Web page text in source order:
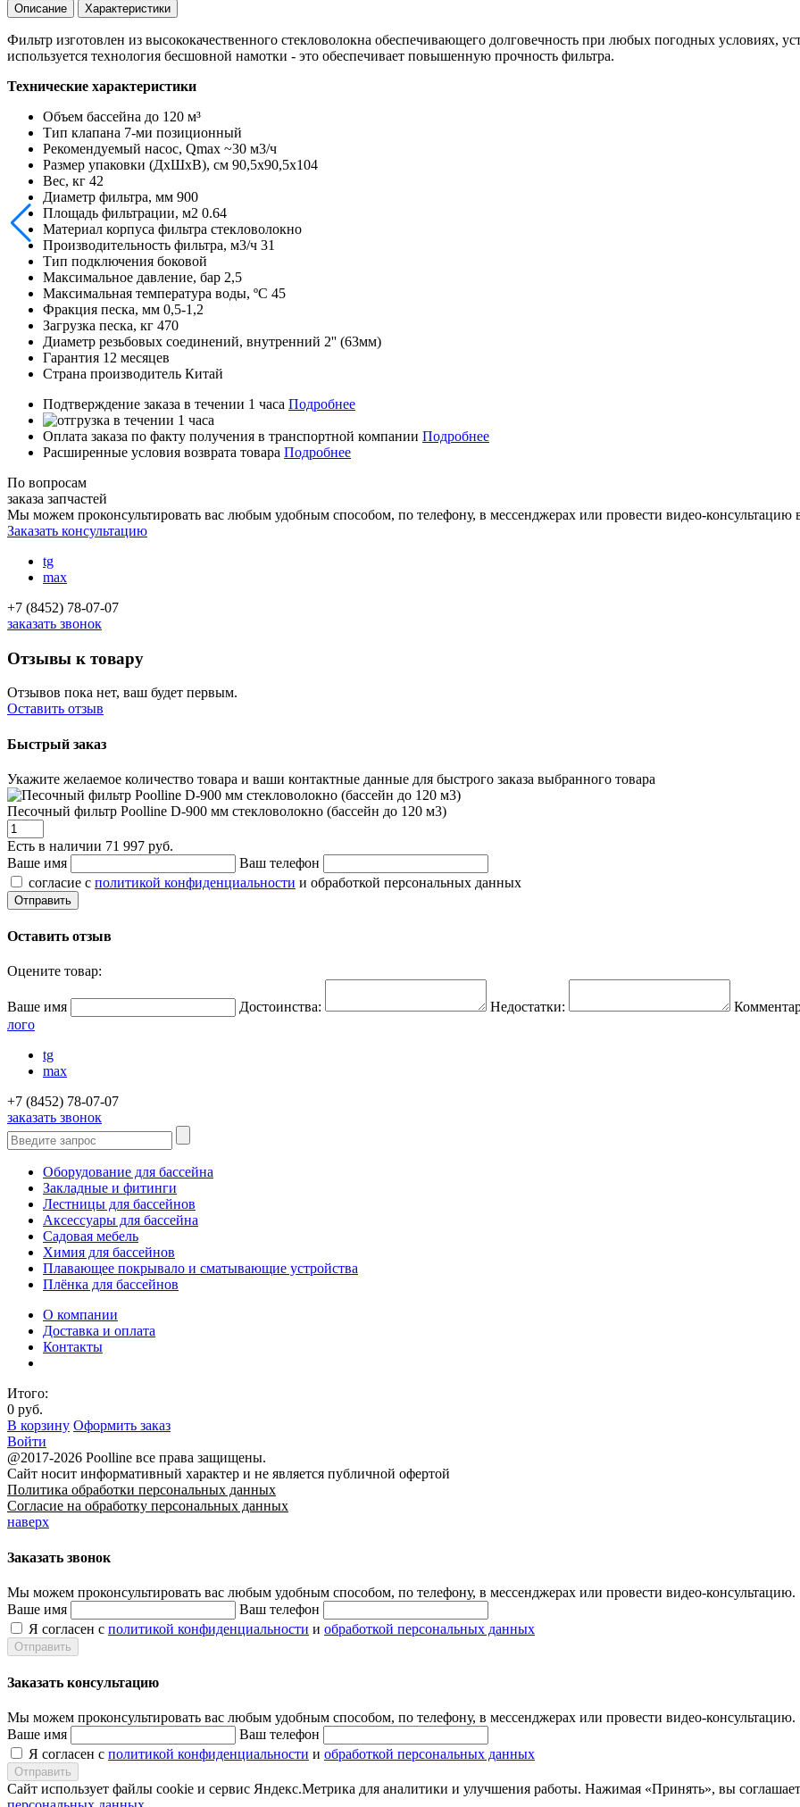
Описание Характеристики
Фильтр изготовлен из высококачественного стекловолокна обеспечивающего долговечность при любых погодных
используется технология бесшовной намотки - это обеспечивает повышенную прочность фильтра.
Технические характеристики
Объем бассейна до 120 м³
Тип клапана 7-ми позиционный
Рекомендуемый насос, Qmax ~30 м3/ч
Размер упаковки (ДхШхВ), см 90,5х90,5х104
Вес, кг 42
Диаметр фильтра, мм 900
Площадь фильтрации, м2 0.64
Материал корпуса фильтра стекловолокно
Производительность фильтра, м3/ч 31
Тип подключения боковой
Максимальное давление, бар 2,5
Максимальная температура воды, ºС 45
Фракция песка, мм 0,5-1,2
Загрузка песка, кг 470
Диаметр резьбовых соединений, внутренний 2'' (63мм)
Гарантия 12 месяцев
Страна производитель Китай
Подтверждение заказа в течении 1 часа Подробнее
Оплата заказа по факту получения в транспортной компании Подробнее
Расширенные условия возврата товара Подробнее
По вопросам
заказа запчастей
Мы можем проконсультировать вас любым удобным способом, по телефону, в мессенджерах или провести видео-консультацию
Заказать консультацию
tg
max
+7 (8452) 78-07-07
заказать звонок
Отзывы к товару
Отзывов пока нет, ваш будет первым.
Оставить отзыв
Быстрый заказ
Укажите желаемое количество товара и ваши контактные данные для быстрого заказа выбранного товара
Песочный фильтр Poolline D-900 мм стекловолокно (бассейн до 120 м3)
Есть в наличии 71 997 руб.
Ваше имя
Ваш телефон
согласие с политикой конфиденциальности и обработкой персональных данных
Оставить отзыв
Оцените товар:
Ваше имя Достоинства: Недостатки:
лого
tg
max
+7 (8452) 78-07-07
заказать звонок
Оборудование для бассейна
Закладные и фитинги
Лестницы для бассейнов
Аксессуары для бассейна
Садовая мебель
Химия для бассейнов
Плавающее покрывало и сматывающие устройства
Плёнка для бассейнов
О компании
Доставка и оплата
Контакты
Итого:
0 руб.
В корзину Оформить заказ
Войти
@2017-2026 Poolline все права защищены.
Сайт носит информативный характер и не является публичной офертой
Политика обработки персональных данных
Согласие на обработку персональных данных
наверх
Заказать звонок
Мы можем проконсультировать вас любым удобным способом, по телефону, в мессенджерах или провести видео-консультацию.
Ваше имя
Ваш телефон
Я согласен с политикой конфиденциальности и обработкой персональных данных
Заказать консультацию
Мы можем проконсультировать вас любым удобным способом, по телефону, в мессенджерах или провести видео-консультацию.
Ваше имя
Ваш телефон
Я согласен с политикой конфиденциальности и обработкой персональных данных
Сайт использует файлы cookie и сервис Яндекс.Метрика для аналитики и улучшения работы. Нажимая «Принять», вы